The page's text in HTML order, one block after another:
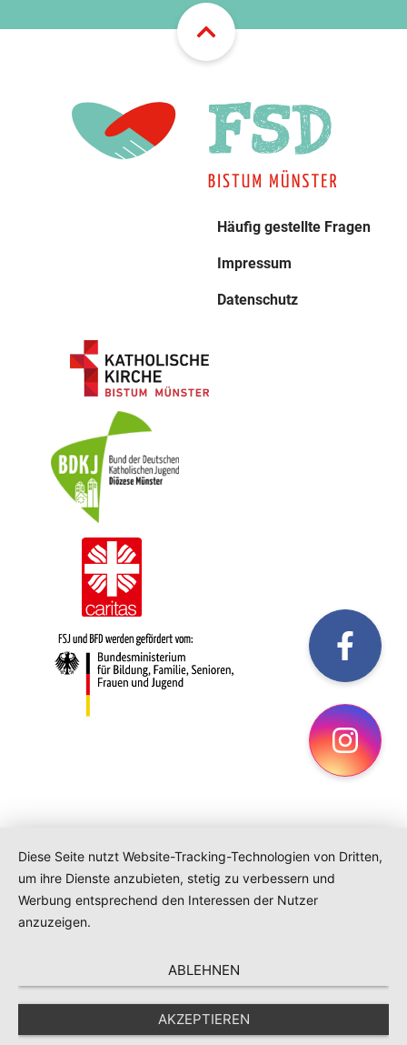
Häufig gestellte Fragen
Impressum
Datenschutz
Diese Seite nutzt Website-Tracking-Technologien von Dritten,
um ihre Dienste anzubieten, stetig zu verbessern und
Werbung entsprechend den Interessen der Nutzer
anzuzeigen.
ABLEHNEN
AKZEPTIEREN